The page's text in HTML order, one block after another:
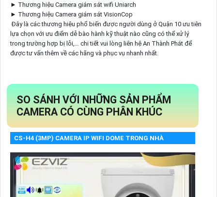
► Thương hiệu Camera giám sát wifi Uniarch
► Thương hiệu Camera giám sát VisionCop
Đây là các thương hiệu phổ biến được người dùng ở Quận 10 ưu tiên
lựa chọn với ưu điểm dễ bào hành kỹ thuật nào cũng có thể xử lý
trong trường hợp bị lỗi,… chi tiết vui lòng liên hệ An Thành Phát để
được tư vấn thêm về các hãng và phục vụ nhanh nhất.
SO SÁNH VỚI NHỮNG SẢN PHẨM
CAMERA CÓ CÙNG PHÂN KHÚC
CS-H4 (3MP) CAMERA IP WIFI DOME TRONG NHÀ